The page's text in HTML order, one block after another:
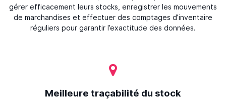
gérer efficacement leurs stocks, enregistrer les mouvements
de marchandises et effectuer des comptages d’inventaire
réguliers pour garantir l’exactitude des données.
Meilleure traçabilité du stock